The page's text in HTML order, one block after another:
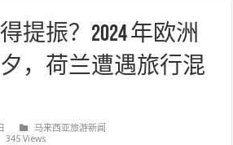
提振？2024 年欧洲
，荷兰遭遇旅行混
马来西亚旅游新闻
345 Views